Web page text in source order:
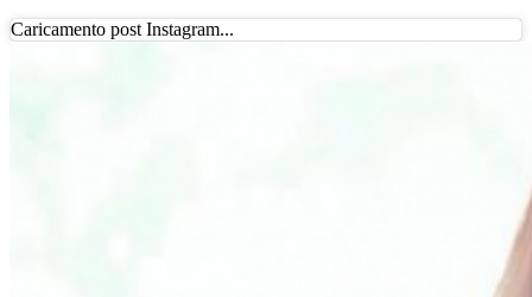
Caricamento post Instagram...